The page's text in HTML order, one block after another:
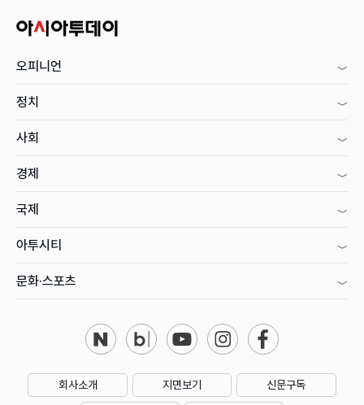
오피니언
정치
사회
경제
국제
아투시티
문화·스포츠
회사소개 지면보기 신문구독